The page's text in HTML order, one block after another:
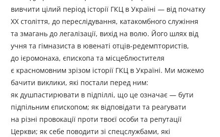
вивчити цілий період історії ГКЦ в Україні — від початку
ХХ століття, до переслідування, катакомбного служіння
та змагань до легалізації, вихід на волю. Його шлях від
учня та гімназиста в ювенаті отців-редемптористів,
до ієромонаха, єпископа та місцеблюстителя
є красномовним зрізом історії ГКЦ в Україні. Ми можемо
бачити виклики, які постали перед ним:
як душпастирювати в підпіллі, що це означає — бути
підпільним єпископом; як відповідати та реагувати
на різні провокації проти твоєї особи та репутації
Церкви; як себе поводити зі спецслужбами, які